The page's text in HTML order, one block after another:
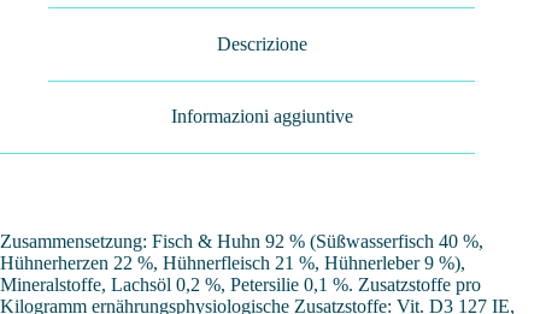
Descrizione
Informazioni aggiuntive
Zusammensetzung: Fisch & Huhn 92 % (Süßwasserfisch 40 %,
Hühnerherzen 22 %, Hühnerfleisch 21 %, Hühnerleber 9 %),
Mineralstoffe, Lachsöl 0,2 %, Petersilie 0,1 %. Zusatzstoffe pro
Kilogramm ernährungsphysiologische Zusatzstoffe: Vit. D3 127 IE,